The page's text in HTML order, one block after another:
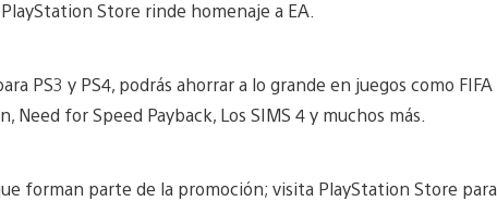
Store rinde homenaje a EA.
PS3 y PS4, podrás ahorrar a lo grande en juegos como FIFA
for Speed Payback, Los SIMS 4 y muchos más.
forman parte de la promoción; visita PlayStation Store para